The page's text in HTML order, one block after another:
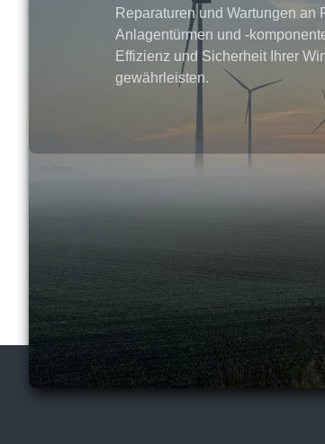
Reparaturen und Wartungen an
Anlagentürmen und -
Effizienz und Sicherheit Ihrer
gewährleisten.